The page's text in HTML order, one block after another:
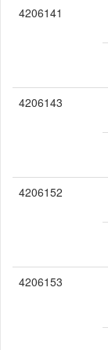
4206141
4206143
4206152
4206153